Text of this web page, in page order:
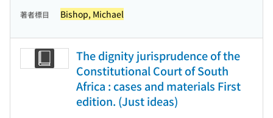
著者標目 Bishop, Michael
The dignity jurisprudence of the
Constitutional Court of South
Africa : cases and materials First
edition. (Just ideas)